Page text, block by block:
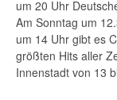
um 20 Uhr
Am Sonntag um
um 14 Uhr gibt es
größten Hits aller
Innenstadt von 13